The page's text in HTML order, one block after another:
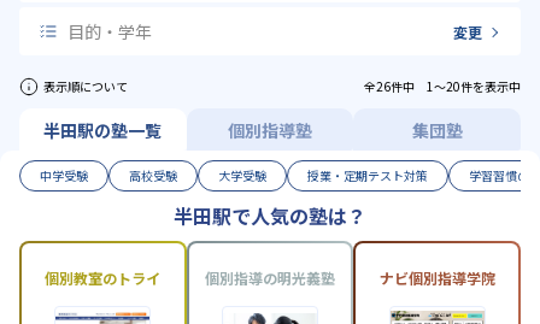
目的・学年 変更
表示順について 全26件中 1〜20件を表示中
半田駅の塾一覧 個別指導塾 集団塾
中学受験 高校受験 大学受験 授業・定期テスト対策 学習習慣の
半田駅で人気の塾は？
個別教室のトライ 個別指導の明光義塾 ナビ個別指導学院